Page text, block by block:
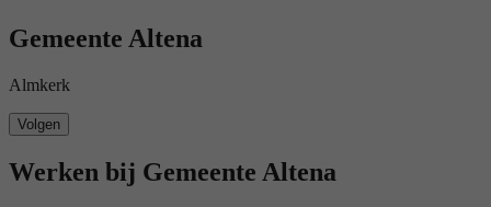
Gemeente Altena
Almkerk
Volgen
Werken bij Gemeente Altena